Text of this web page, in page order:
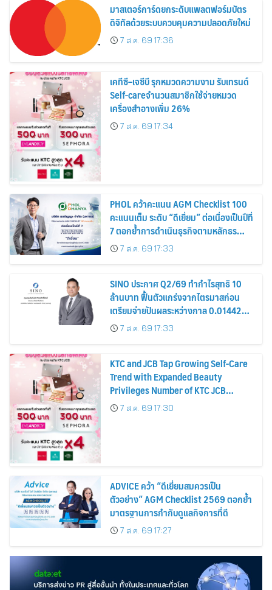
มาสเตอร์การ์ดยกระดับแพลตฟอร์มบัตร
ดิจิทัลด้วยระบบควบคุมความปลอดภัยใหม่
7 ส.ค. 69 17:36
เคทีซี–เจซีบี รุกหมวดความงาม รับเทรนด์
Self-careจำนวนสมาชิกใช้จ่ายหมวด
เครื่องสำอางเพิ่ม 26%
7 ส.ค. 69 17:34
PHOL คว้าคะแนน AGM Checklist 100
คะแนนเต็ม ระดับ “ดีเยี่ยม” ต่อเนื่องเป็นปีที่
7 ตอกย้ำการดำเนินธุรกิจตามหลักธร
รมาภิบาล โปร่งใส สร้างความเชื่อมั่นผู้ถือ
หุ้น
7 ส.ค. 69 17:33
SINO ประกาศ Q2/69 ทำกำไรสุทธิ 10
ล้านบาท ฟื้นตัวแกร่งจากไตรมาสก่อน
เตรียมจ่ายปันผลระหว่างกาล 0.014423
บาทต่อหุ้น ครึ่งปีหลังมุ่งเติบโตต่อเนื่อง
7 ส.ค. 69 17:33
KTC and JCB Tap Growing Self-Care
Trend with Expanded Beauty
Privileges Number of KTC JCB
Cardmembers Spending on
Cosmetics Rises 26%
7 ส.ค. 69 17:30
ADVICE คว้า “ดีเยี่ยมสมควรเป็น
ตัวอย่าง” AGM Checklist 2569 ตอกย้ำ
มาตรฐานการกำกับดูแลกิจการที่ดี
7 ส.ค. 69 17:27